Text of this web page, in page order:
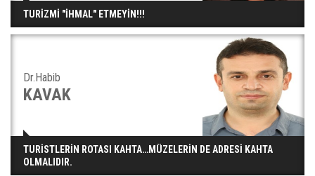
TURİZMİ "İHMAL" ETMEYİN!!!
Dr.Habib
KAVAK
TURİSTLERİN ROTASI KAHTA…MÜZELERİN DE ADRESİ KAHTA
OLMALIDIR.